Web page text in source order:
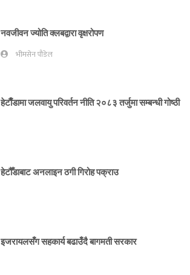
नवजीवन ज्योति क्लबद्वारा वृक्षरोपण
भीमसेन पौडेल
हेटाैँडामा जलवायु परिवर्तन नीति २०८३ तर्जुमा सम्बन्धी गोष्ठी
हेटौँडाबाट अनलाइन ठगी गिरोह पक्राउ
इजरायलसँग सहकार्य बढाउँदै बागमती सरकार